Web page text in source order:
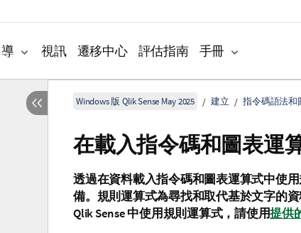
視訊 遷移中心 評估指南 手冊
Windows 版 Qlik Sense May 2025 建立 指令碼語法和
在載入指令碼和圖表運
透過在資料載入指令碼和圖表運算式中使
備。規則運算式為尋找和取代基於文字的
Qlik Sense中使用規則運算式，請使用提供